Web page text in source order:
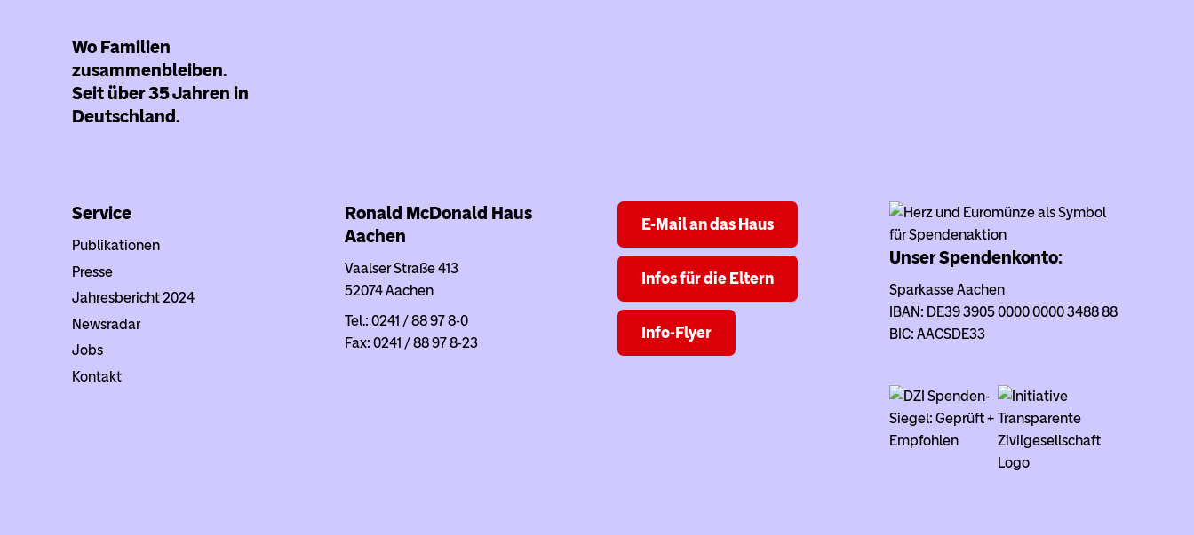
Wo Familien
zusammenbleiben.
Seit über 35 Jahren in
Deutschland.
Service
Publikationen
Presse
Jahresbericht 2024
Newsradar
Jobs
Kontakt
Ronald McDonald Haus
Aachen
Vaalser Straße 413
52074 Aachen
Tel.: 0241 / 88 97 8-0
Fax: 0241 / 88 97 8-23
E-Mail an das Haus
Infos für die Eltern
Info-Flyer
Unser Spendenkonto:
Sparkasse Aachen
IBAN: DE39 3905 0000 0000 3488 88
BIC: AACSDE33